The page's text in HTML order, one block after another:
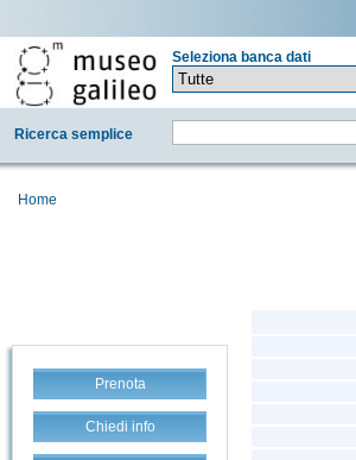
Seleziona banca dati
Ricerca semplice
Home
Prenota
Chiedi info